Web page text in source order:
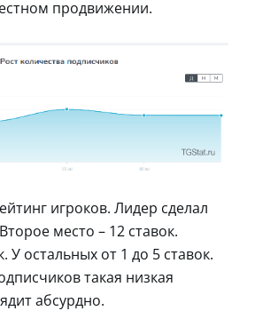
продвижении.
игроков. Лидер сделал
место – 12 ставок.
У остальных от 1 до 5 ставок.
такая низкая
абсурдно.